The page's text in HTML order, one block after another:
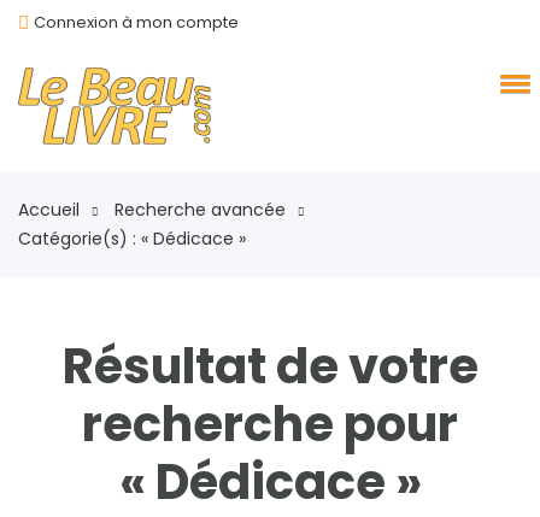
Connexion à mon compte
Accueil
Recherche avancée
Catégorie(s) : « Dédicace »
Résultat de votre
recherche pour
« Dédicace »